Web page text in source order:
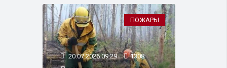
ПОЖАРЫ
20.07.2026 09:29 1308